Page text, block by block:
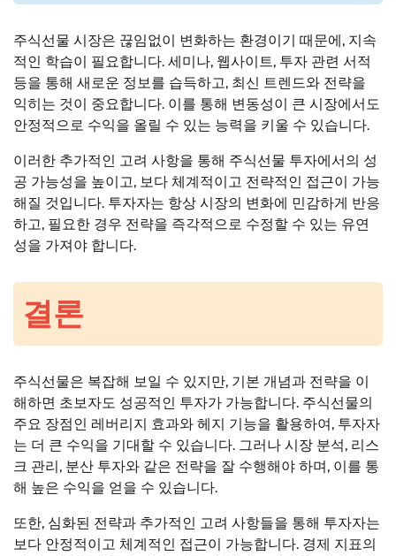
주식선물 시장은 끊임없이 변화하는 환경이기 때문에, 지속
적인 학습이 필요합니다. 세미나, 웹사이트, 투자 관련 서적
등을 통해 새로운 정보를 습득하고, 최신 트렌드와 전략을
익히는 것이 중요합니다. 이를 통해 변동성이 큰 시장에서도
안정적으로 수익을 올릴 수 있는 능력을 키울 수 있습니다.
이러한 추가적인 고려 사항을 통해 주식선물 투자에서의 성
공 가능성을 높이고, 보다 체계적이고 전략적인 접근이 가능
해질 것입니다. 투자자는 항상 시장의 변화에 민감하게 반응
하고, 필요한 경우 전략을 즉각적으로 수정할 수 있는 유연
성을 가져야 합니다.
결론
주식선물은 복잡해 보일 수 있지만, 기본 개념과 전략을 이
해하면 초보자도 성공적인 투자가 가능합니다. 주식선물의
주요 장점인 레버리지 효과와 헤지 기능을 활용하여, 투자자
는 더 큰 수익을 기대할 수 있습니다. 그러나 시장 분석, 리스
크 관리, 분산 투자와 같은 전략을 잘 수행해야 하며, 이를 통
해 높은 수익을 얻을 수 있습니다.
또한, 심화된 전략과 추가적인 고려 사항들을 통해 투자자는
보다 안정적이고 체계적인 접근이 가능합니다. 경제 지표의